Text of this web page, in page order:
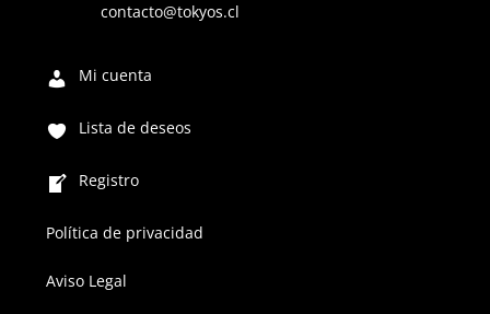
contacto@tokyos.cl
Mi cuenta
Lista de deseos
Registro
Política de privacidad
Aviso Legal